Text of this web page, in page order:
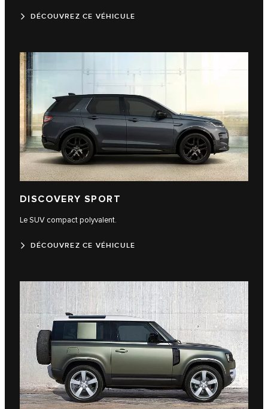
DÉCOUVREZ CE VÉHICULE
DISCOVERY SPORT
Le SUV compact polyvalent.
DÉCOUVREZ CE VÉHICULE